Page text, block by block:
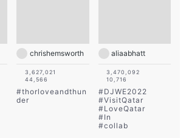
chrishemsworth
3,627,021
44,566
#thorloveandthun
der
aliaabhatt
3,470,092
10,716
#DJWE2022
#VisitQatar
#LoveQatar
#In
#collab